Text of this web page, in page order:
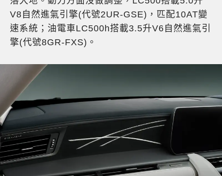
V8自然進氣引擎(代號2UR-GSE)，匹配10AT變
速系統；油電車LC500h搭載3.5升V6自然進氣引
擎(代號8GR-FXS)。